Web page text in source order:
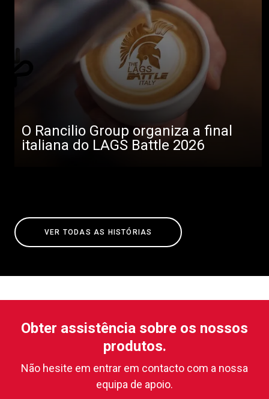
O Rancilio Group organiza a final
italiana do LAGS Battle 2026
VER TODAS AS HISTÓRIAS
Obter assistência sobre os nossos
produtos.
Não hesite em entrar em contacto com a nossa
equipa de apoio.